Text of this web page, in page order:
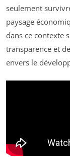
seulement
paysage
dans ce contexte
transparence et
envers le